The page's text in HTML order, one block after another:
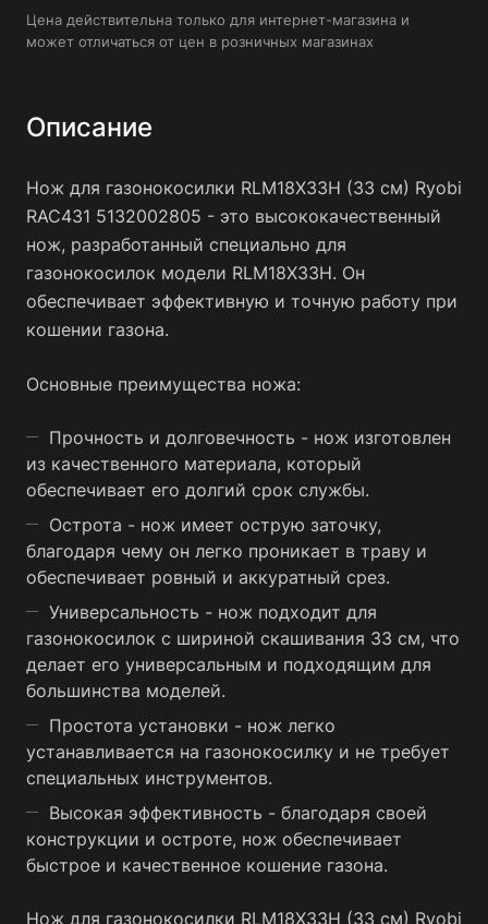
газонокосилку и не требует специальных инструментов.
качественное кошение газона.
RAC431 5132002805 идеально подходит для
использования в садах, парках, спортивных площадках и
других местах, где требуется регулярное кошение
газона. Он обеспечивает ровный и аккуратный срез, что
делает газон более привлекательным и ухоженным.
Цена действительна только для интернет-магазина и
может отличаться от цен в розничных магазинах
Описание
Нож для газонокосилки RLM18X33H (33 см) Ryobi
RAC431 5132002805 - это высококачественный
нож, разработанный специально для
газонокосилок модели RLM18X33H. Он
обеспечивает эффективную и точную работу при
кошении газона.
Основные преимущества ножа:
Прочность и долговечность - нож изготовлен
из качественного материала, который
обеспечивает его долгий срок службы.
Острота - нож имеет острую заточку,
благодаря чему он легко проникает в траву и
обеспечивает ровный и аккуратный срез.
Универсальность - нож подходит для
газонокосилок с шириной скашивания 33 см, что
делает его универсальным и подходящим для
большинства моделей.
Простота установки - нож легко
устанавливается на газонокосилку и не требует
специальных инструментов.
Высокая эффективность - благодаря своей
конструкции и остроте, нож обеспечивает
быстрое и качественное кошение газона.
Нож для газонокосилки RLM18X33H (33 см) Ryobi